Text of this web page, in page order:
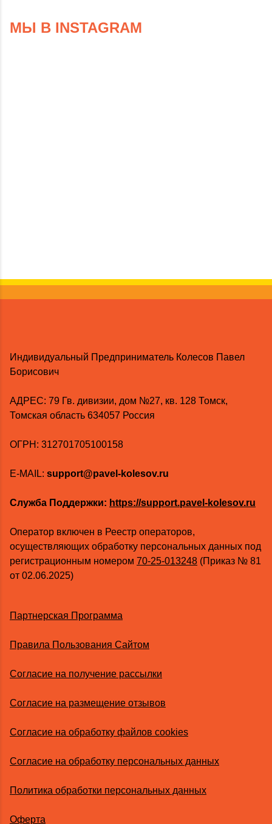
МЫ В INSTAGRAM
Индивидуальный Предприниматель Колесов Павел
Борисович
AДРЕС: 79 Гв. дивизии, дом №27, кв. 128 Томск,
Томская область 634057 Россия
ОГРН: 312701705100158
E-MAIL: support@pavel-kolesov.ru
Служба Поддержки: https://support.pavel-kolesov.ru
Оператор включен в Реестр операторов,
осуществляющих обработку персональных данных под
регистрационным номером 70-25-013248 (Приказ № 81
от 02.06.2025)
Партнерская Программа
Правила Пользования Сайтом
Согласие на получение рассылки
Согласие на размещение отзывов
Согласие на обработку файлов cookies
Согласие на обработку персональных данных
Политика обработки персональных данных
Оферта